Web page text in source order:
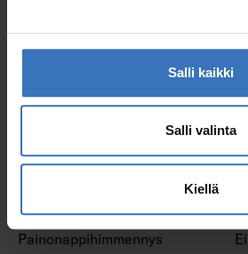
Salli kaikki
Salli valinta
Kiellä
Himmennys nousevan
Ei
Himmennys potentiometri
Ei
Ei
Himmennys Sine Wave
Ei
Himmennys Zigbee
Ei
Painonappihimmennys
Ei